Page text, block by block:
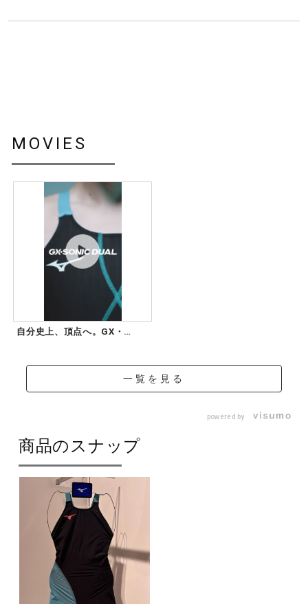
MOVIES
自分史上、頂点へ。GX・
一覧を見る
powered by
商品のスナップ